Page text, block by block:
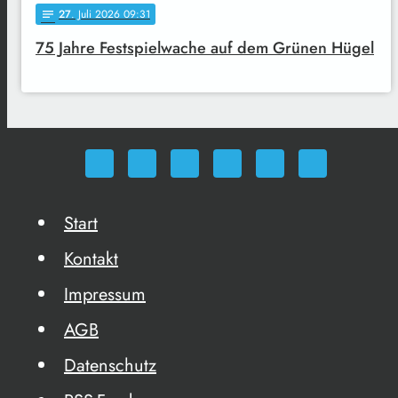
notes 27. Juli 2026 09:31
75 Jahre Festspielwache auf dem Grünen Hügel
Start
Kontakt
Impressum
AGB
Datenschutz